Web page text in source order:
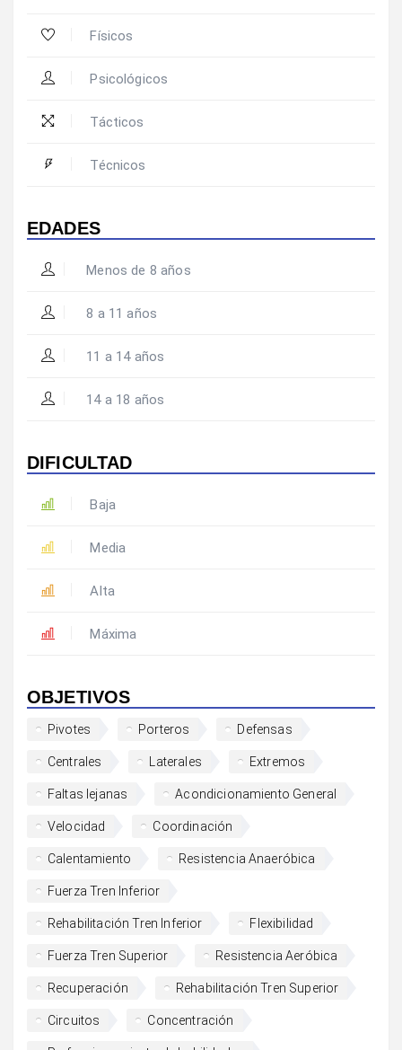
Físicos
Psicológicos
Tácticos
Técnicos
EDADES
Menos de 8 años
8 a 11 años
11 a 14 años
14 a 18 años
DIFICULTAD
Baja
Media
Alta
Máxima
OBJETIVOS
Pivotes Porteros Defensas
Centrales Laterales Extremos
Faltas lejanas Acondicionamiento General
Velocidad Coordinación
Calentamiento Resistencia Anaeróbica
Fuerza Tren Inferior
Rehabilitación Tren Inferior Flexibilidad
Fuerza Tren Superior Resistencia Aeróbica
Recuperación Rehabilitación Tren Superior
Circuitos Concentración